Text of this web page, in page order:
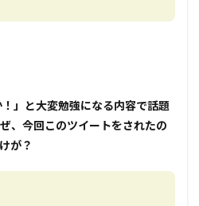
か！」と大変勉強になる内容で話題
、今回このツイートをされたの
が？